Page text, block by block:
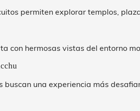
permiten explorar templos,
con hermosas vistas del entorno
buscan una experiencia más